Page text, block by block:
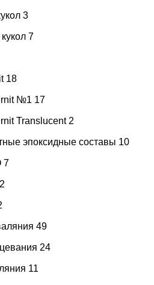
3
7
18
№1 17
Translucent 2
эпоксидные составы 10
7
49
24
11